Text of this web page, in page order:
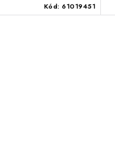
Kód:61019451